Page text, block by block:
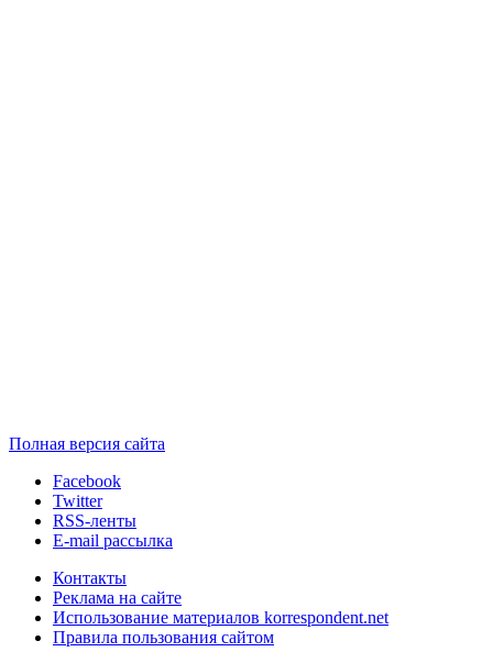
Полная версия сайта
Facebook
Twitter
RSS-ленты
E-mail рассылка
Контакты
Реклама на сайте
Использование материалов korrespondent.net
Правила пользования сайтом